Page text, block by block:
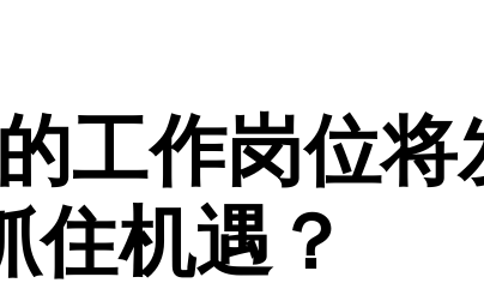
工作岗位将
住机遇？